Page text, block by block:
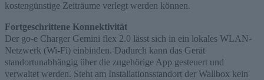
kostengünstige Zeiträume verlegt werden können.
Fortgeschrittene Konnektivität
Der go-e Charger Gemini flex 2.0 lässt sich in ein lokales WLAN-
Netzwerk (Wi-Fi) einbinden. Dadurch kann das Gerät
standortunabhängig über die zugehörige App gesteuert und
verwaltet werden. Steht am Installationsstandort der Wallbox kein